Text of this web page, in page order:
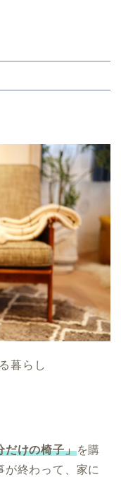
暮らし
だけの椅子」を購
が終わって、家に